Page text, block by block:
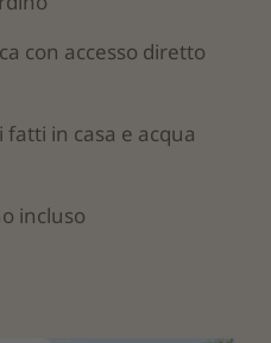
con accesso diretto
in casa e acqua
incluso